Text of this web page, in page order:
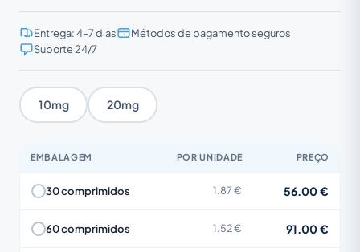
Entrega: 4–7 dias
Métodos de pagamento seguros
Suporte 24/7
10mg 20mg
EMBALAGEM POR UNIDADE PREÇO
30 comprimidos 1.87 € 56.00 €
60 comprimidos 1.52 € 91.00 €